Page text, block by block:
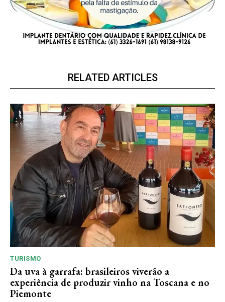
RELATED ARTICLES
TURISMO
Da uva à garrafa: brasileiros viverão a
experiência de produzir vinho na Toscana e no
Piemonte